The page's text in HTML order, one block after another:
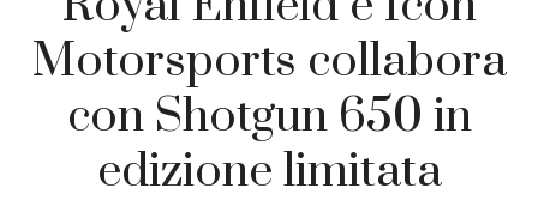
Motorsports collabora
con Shotgun 650 in
edizione limitata